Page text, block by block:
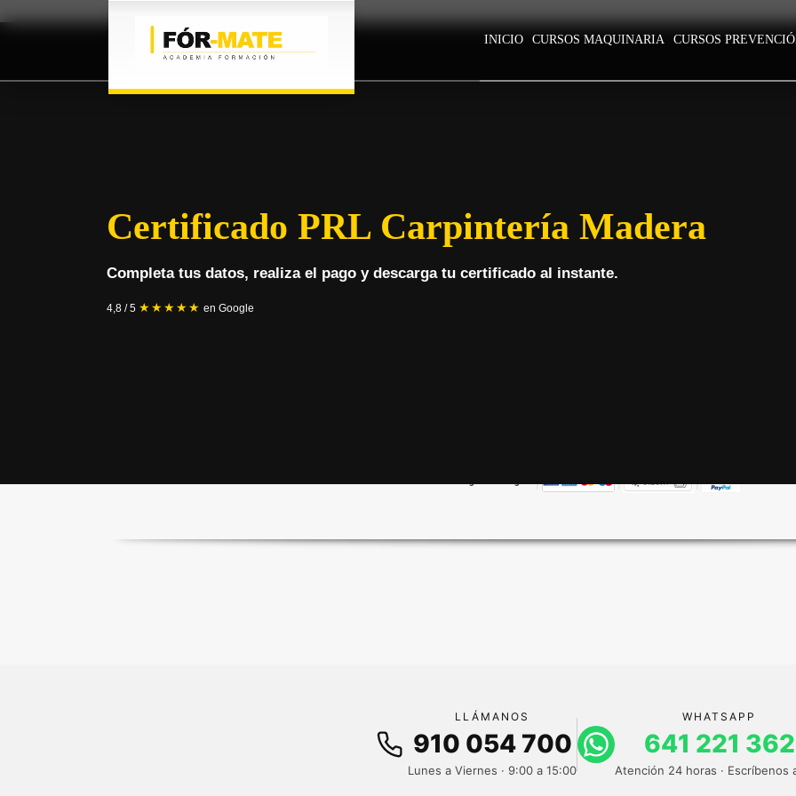
INICIO CURSOS MAQUINARIA CURSOS
Certificado PRL Carpintería Madera
Completa tus datos, realiza el pago y descarga tu certificado al instante.
4,8 / 5 ★★★★★ en Google
| | |
LLÁMANOS
910 054 700
Lunes a Viernes · 9:00 a 15:00
WHATSAPP
641 221 362
Atención 24 horas · Escríbenos